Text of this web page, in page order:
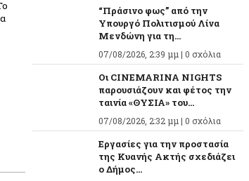
“Πράσινο φως” από την
Υπουργό Πολιτισμού Λίνα
Μενδώνη για τη...
07/08/2026, 2:39 μμ | 0 σχόλια
Οι CINEMARINA NIGHTS
παρουσιάζουν και φέτος την
ταινία «ΘΥΣΙΑ» του...
07/08/2026, 2:32 μμ | 0 σχόλια
Εργασίες για την προστασία
της Κυανής Ακτής σχεδιάζει
ο Δήμος...